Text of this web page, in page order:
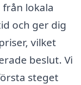
lokala
och ger dig
vilket
beslut. Vi
steget